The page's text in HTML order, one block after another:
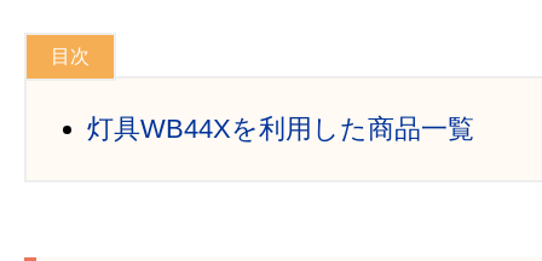
灯具WB44Xを利用した商品一覧